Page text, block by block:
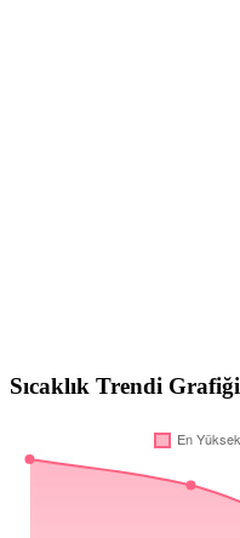
Sıcaklık Trendi Grafiği